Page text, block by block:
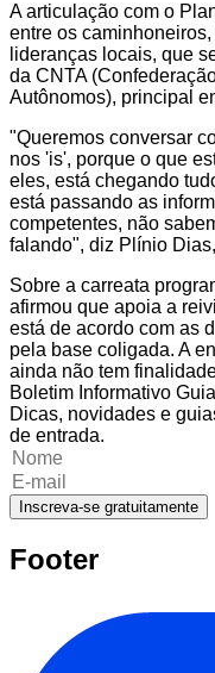
A articulação com o
entre os
lideranças locais, que
da CNTA
Autônomos), principal
"Queremos conversar
nos 'is', porque o que
eles, está chegando
está passando as
competentes, não
falando", diz Plínio
Sobre a carreata
afirmou que apoia a
está de acordo com as
pela base coligada. A
ainda não tem
Boletim Informativo
Dicas, novidades e
de entrada.
Inscreva-se gratuitamente
Footer